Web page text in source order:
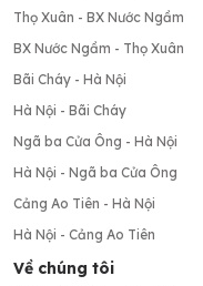
Thọ Xuân - BX Nước Ngầm
BX Nước Ngầm - Thọ Xuân
Bãi Cháy - Hà Nội
Hà Nội - Bãi Cháy
Ngã ba Cửa Ông - Hà Nội
Hà Nội - Ngã ba Cửa Ông
Cảng Ao Tiên - Hà Nội
Hà Nội - Cảng Ao Tiên
Về chúng tôi